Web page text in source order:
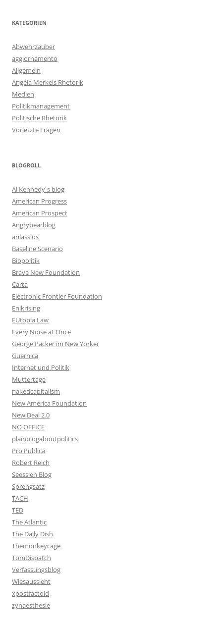
KATEGORIEN
Abwehrzauber
aggiornamento
Allgemein
Angela Merkels Rhetorik
Medien
Politikmanagement
Politische Rhetorik
Vorletzte Fragen
BLOGROLL
Al Kennedy´s blog
American Progress
American Prospect
Angrybearblog
anlasslos
Baseline Scenario
Biopolitik
Brave New Foundation
Carta
Electronic Frontier Foundation
Enikrising
EUtopia Law
Every Noise at Once
George Packer im New Yorker
Guernica
Internet und Politik
Muttertage
nakedcapitalism
New America Foundation
New Deal 2.0
NO OFFICE
plainblogaboutpolitics
Pro Publica
Robert Reich
Seesslen Blog
Sprengsatz
TACH
TED
The Atlantic
The Daily Dish
Themonkeycage
TomDispatch
Verfassungsblog
Wiesaussieht
xpostfactoid
zynaesthesie